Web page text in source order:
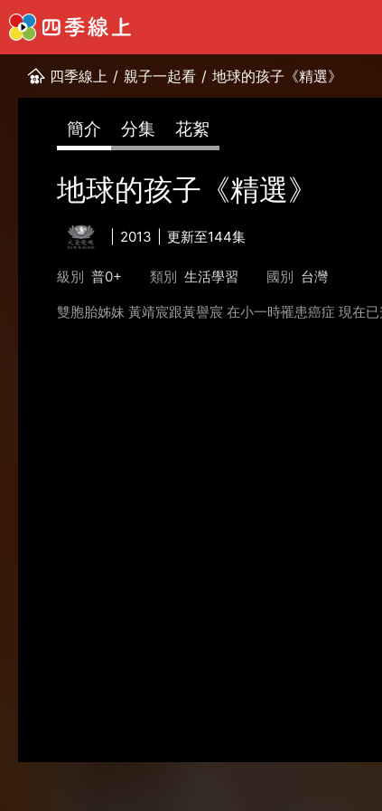
四季線上 / 親子一起看 / 地球的孩子《精選》
簡介 分集 花絮
地球的孩子《精選》
2013 更新至144集
級別 普0+ 類別 生活學習 國別 台灣
雙胞胎姊妹 黃靖宸跟黃譽宸 在小一時罹患癌症 現在